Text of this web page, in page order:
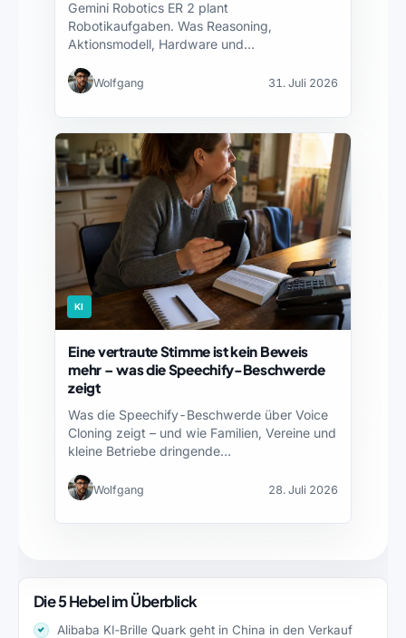
Gemini Robotics ER 2 plant
Robotikaufgaben. Was Reasoning,
Aktionsmodell, Hardware und
Wolfgang 31. Juli 2026
KI
Eine vertraute Stimme ist kein Beweis
mehr – was die Speechify-Beschwerde
zeigt
Was die Speechify-Beschwerde über Voice
Cloning zeigt – und wie Familien, Vereine und
kleine Betriebe dringende…
Wolfgang 28. Juli 2026
Die 5 Hebel im Überblick
Alibaba KI‑Brille Quark geht in China in den Verkauf